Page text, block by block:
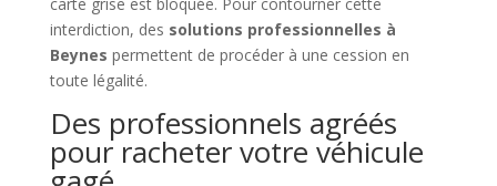
interdiction, des solutions professionnelles à
Beynes permettent de procéder à une cession en
toute légalité.
Des professionnels agréés
pour racheter votre véhicule